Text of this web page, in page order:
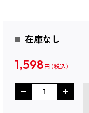
在庫なし
1,598 円